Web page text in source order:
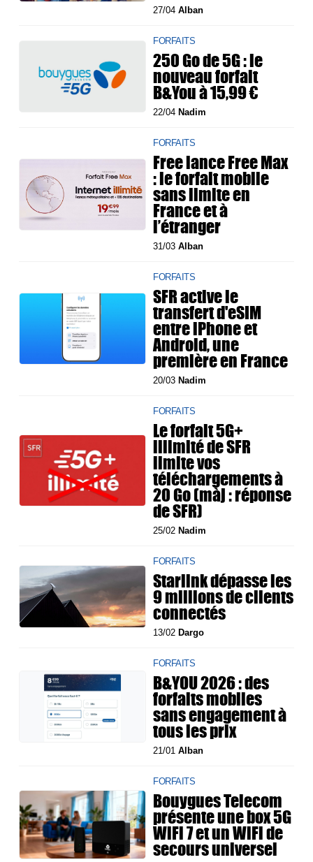
27/04Alban
FORFAITS
250 Go de 5G : le
nouveau forfait
B&You à 15,99 €
22/04Nadim
FORFAITS
Free lance Free Max
: le forfait mobile
sans limite en
France et à
l’étranger
31/03Alban
FORFAITS
SFR active le
transfert d'eSIM
entre iPhone et
Android, une
première en France
20/03Nadim
FORFAITS
Le forfait 5G+
illimité de SFR
limite vos
téléchargements à
20 Go (màj : réponse
de SFR)
25/02Nadim
FORFAITS
Starlink dépasse les
9 millions de clients
connectés
13/02Dargo
FORFAITS
B&YOU 2026 : des
forfaits mobiles
sans engagement à
tous les prix
21/01Alban
FORFAITS
Bouygues Telecom
présente une box 5G
WiFi 7 et un WiFi de
secours universel